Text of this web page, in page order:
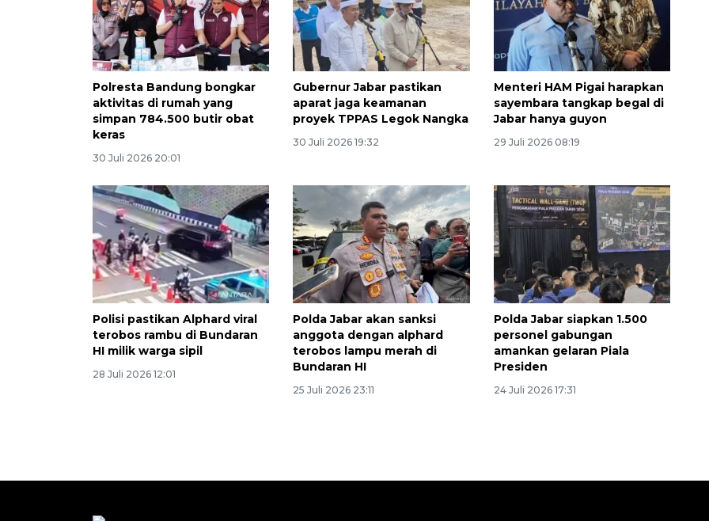
Polresta Bandung bongkar
aktivitas di rumah yang
simpan 784.500 butir obat
keras
30 Juli 2026 20:01
Gubernur Jabar pastikan
aparat jaga keamanan
proyek TPPAS Legok Nangka
30 Juli 2026 19:32
Menteri HAM Pigai harapkan
sayembara tangkap begal di
Jabar hanya guyon
29 Juli 2026 08:19
Polisi pastikan Alphard viral
terobos rambu di Bundaran
HI milik warga sipil
28 Juli 2026 12:01
Polda Jabar akan sanksi
anggota dengan alphard
terobos lampu merah di
Bundaran HI
25 Juli 2026 23:11
Polda Jabar siapkan 1.500
personel gabungan
amankan gelaran Piala
Presiden
24 Juli 2026 17:31
Memberantas kejahatan
jalanan Jakarta
2026-08-05 18:00:00